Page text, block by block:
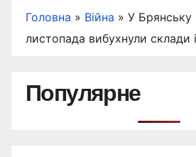
Головна » Війна » У Брянську
листопада вибухнули склади
Популярне